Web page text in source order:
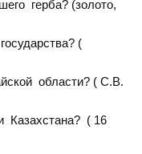
герба? (золото,
(
области? ( С.В.
Казахстана? ( 16